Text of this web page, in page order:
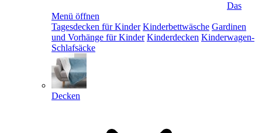
Das
Menü öffnen
Tagesdecken für Kinder Kinderbettwäsche Gardinen
und Vorhänge für Kinder Kinderdecken Kinderwagen-
Schlafsäcke
Decken